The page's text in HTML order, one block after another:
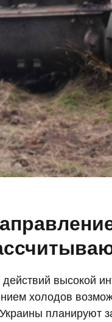
высокой
холодов
планируют